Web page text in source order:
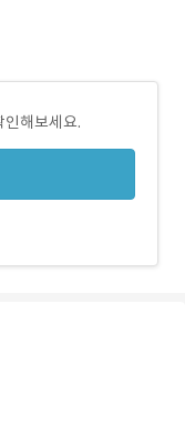
인해보세요.